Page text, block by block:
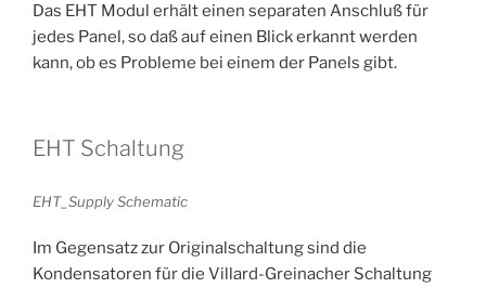
Das EHT Modul erhält einen separaten Anschluß für
jedes Panel, so daß auf einen Blick erkannt werden
kann, ob es Probleme bei einem der Panels gibt.
EHT Schaltung
EHT_Supply Schematic
Im Gegensatz zur Originalschaltung sind die
Kondensatoren für die Villard-Greinacher Schaltung